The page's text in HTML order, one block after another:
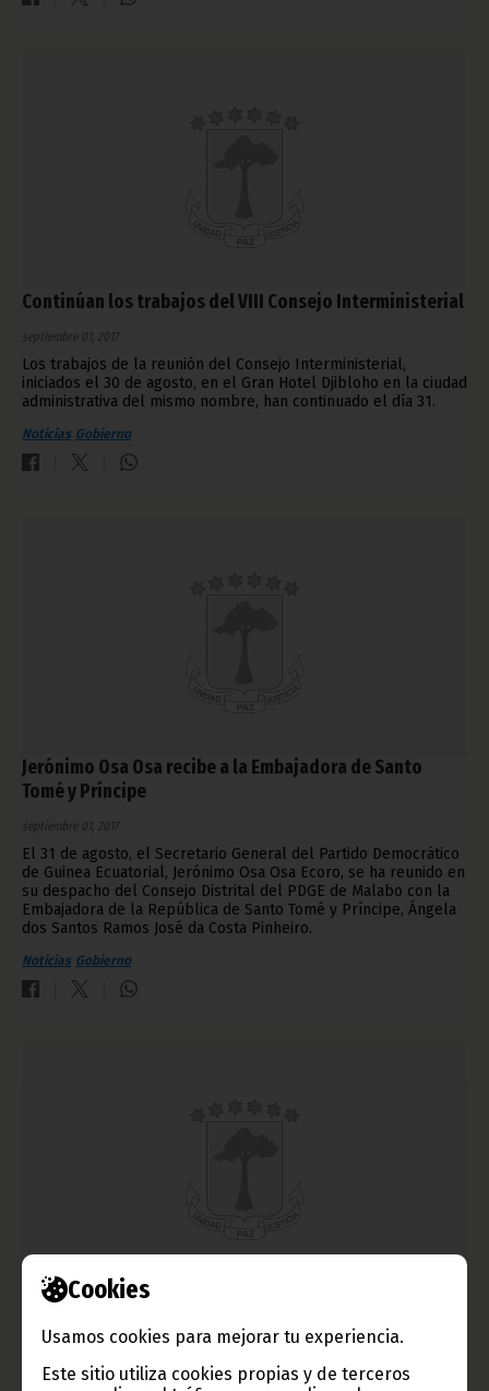
Cookies
Usamos cookies para mejorar tu experiencia.
Este sitio utiliza cookies propias y de terceros
Continúan los trabajos del VIII Consejo Interministerial
septiembre 01, 2017
Los trabajos de la reunión del Consejo Interministerial,
iniciados el 30 de agosto, en el Gran Hotel Djibloho en la ciudad
administrativa del mismo nombre, han continuado el día 31.
Noticias Gobierno
Jerónimo Osa Osa recibe a la Embajadora de Santo
Tomé y Príncipe
septiembre 01, 2017
El 31 de agosto, el Secretario General del Partido Democrático
de Guinea Ecuatorial, Jerónimo Osa Osa Ecoro, se ha reunido en
su despacho del Consejo Distrital del PDGE de Malabo con la
Embajadora de la República de Santo Tomé y Príncipe, Ángela
dos Santos Ramos José da Costa Pinheiro.
Noticias Gobierno
VIII Consejo Interministerial de 2017
agosto 31, 2017
Consejo Interministerial que se reúne los días 30 y 31 de